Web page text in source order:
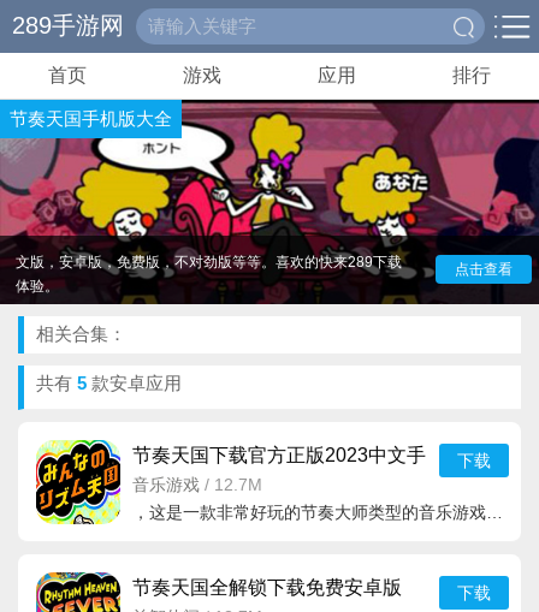
289手游网
首页 游戏 应用 排行
节奏天国手机版大全
节奏天国手机版大全，这是一款非常好玩的节奏音乐类的
休闲闯关游戏，这款游戏里面有很多很多很好玩的人物角色和
场景元素。你还可以在这里找到各种各样的音乐类型，卡通的
封面设计让你爱不释手，你还可以选择不一样的关卡，289为
你们带来了节奏天国手机版版本大全，里面包含了最新版。中
文版，安卓版，免费版，不对劲版等等。喜欢的快来289下载
体验。
点击查看
相关合集：
共有 5 款安卓应用
节奏天国下载官方正版2023中文手
机版v2021.05.12.16最
音乐游戏 / 12.7M
下载
节奏天国全解锁下载免费安卓版
下载